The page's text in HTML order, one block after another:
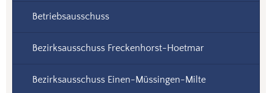
Betriebsausschuss
Bezirksausschuss Freckenhorst-Hoetmar
Bezirksausschuss Einen-Müssingen-Milte